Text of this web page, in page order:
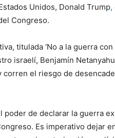
Unidos, Donald Trump,
Congreso.
titulada ‘No a la guerra con
israelí, Benjamín
el riesgo de
de declarar la guerra
Es imperativo dejar